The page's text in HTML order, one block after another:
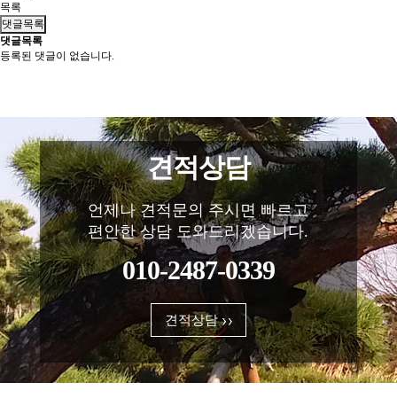
목록
댓글목록
댓글목록
등록된 댓글이 없습니다.
견적상담
언제나 견적문의 주시면 빠르고
편안한 상담 도와드리겠습니다.
010-2487-0339
견적상담